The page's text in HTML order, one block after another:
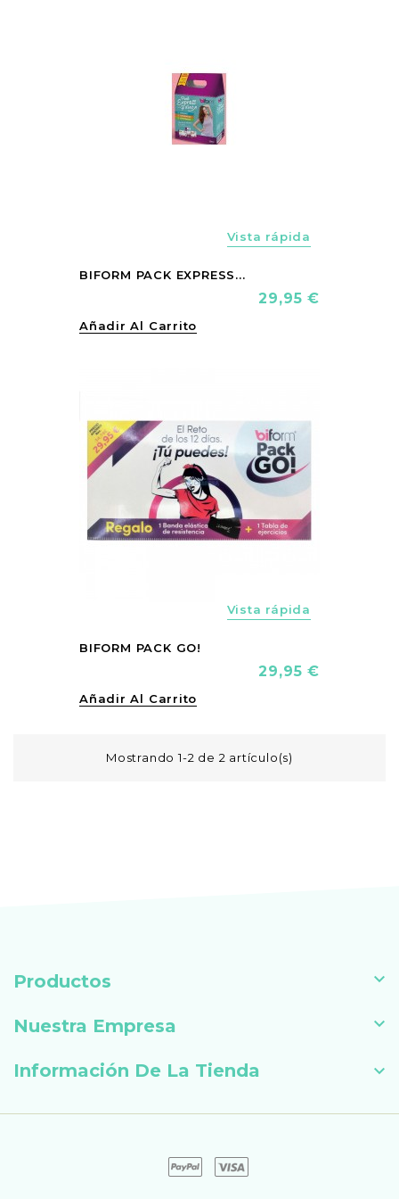
Vista rápida
BIFORM PACK EXPRESS...
Precio
29,95 €
Añadir Al Carrito
Vista rápida
BIFORM PACK GO!
Precio
29,95 €
Añadir Al Carrito
Mostrando 1-2 de 2 artículo(s)
Productos 
Nuestra Empresa 
Información De La Tienda 